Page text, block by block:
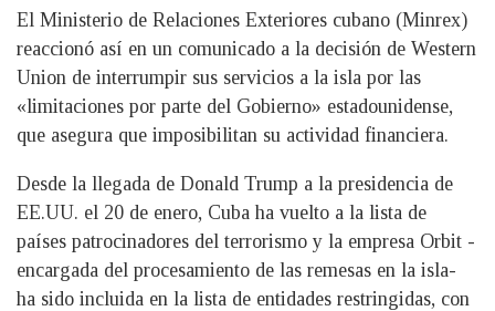
El Ministerio de Relaciones Exteriores cubano (Minrex)
reaccionó así en un comunicado a la decisión de Western
Union de interrumpir sus servicios a la isla por las
«limitaciones por parte del Gobierno» estadounidense,
que asegura que imposibilitan su actividad financiera.
Desde la llegada de Donald Trump a la presidencia de
EE.UU. el 20 de enero, Cuba ha vuelto a la lista de
países patrocinadores del terrorismo y la empresa Orbit -
encargada del procesamiento de las remesas en la isla-
ha sido incluida en la lista de entidades restringidas, con